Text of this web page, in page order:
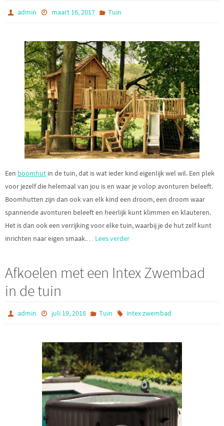
admin maart 16, 2017 Tuin
Een boomhut in de tuin, dat is wat ieder kind eigenlijk wel wil. Een plek
voor jezelf die helemaal van jou is en waar je volop avonturen beleeft.
Boomhutten zijn dan ook van elk kind een droom, een droom waar
spannende avonturen beleeft en heerlijk kunt klimmen en klauteren.
Het is dan ook een verrijking voor elke tuin, waarbij je de hut zelf kunt
inrichten naar eigen smaak.… Lees verder
Afkoelen met een Intex Zwembad
in de tuin
admin juli 19, 2016 Tuin intex zwembad